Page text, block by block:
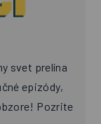
svet prelína
epizódy,
Pozrite